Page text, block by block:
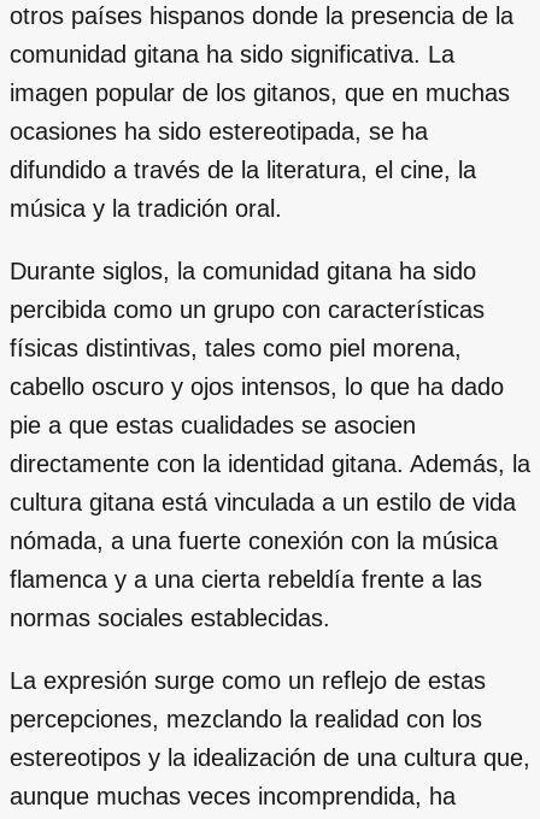
otros países hispanos donde la presencia de la
comunidad gitana ha sido significativa. La
imagen popular de los gitanos, que en muchas
ocasiones ha sido estereotipada, se ha
difundido a través de la literatura, el cine, la
música y la tradición oral.
Durante siglos, la comunidad gitana ha sido
percibida como un grupo con características
físicas distintivas, tales como piel morena,
cabello oscuro y ojos intensos, lo que ha dado
pie a que estas cualidades se asocien
directamente con la identidad gitana. Además, la
cultura gitana está vinculada a un estilo de vida
nómada, a una fuerte conexión con la música
flamenca y a una cierta rebeldía frente a las
normas sociales establecidas.
La expresión surge como un reflejo de estas
percepciones, mezclando la realidad con los
estereotipos y la idealización de una cultura que,
aunque muchas veces incomprendida, ha